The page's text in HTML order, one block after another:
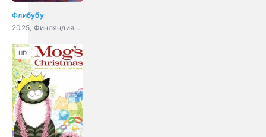
Флибубу
2025, Финляндия, мультфильм, фэнтези, комедия, приключения, семейный
HD